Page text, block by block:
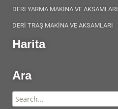
DERI YARMA MAKİNA VE AKSAMLARI
DERİ TRAŞ MAKİNA VE AKSAMLARI
Harita
Ara